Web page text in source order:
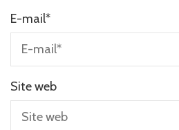
E-mail*
Site web